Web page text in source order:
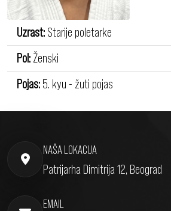
Uzrast: Starije poletarke
Pol: Ženski
Pojas: 5. kyu - žuti pojas
NAŠA LOKACIJA
Patrijarha Dimitrija 12, Beograd
EMAIL